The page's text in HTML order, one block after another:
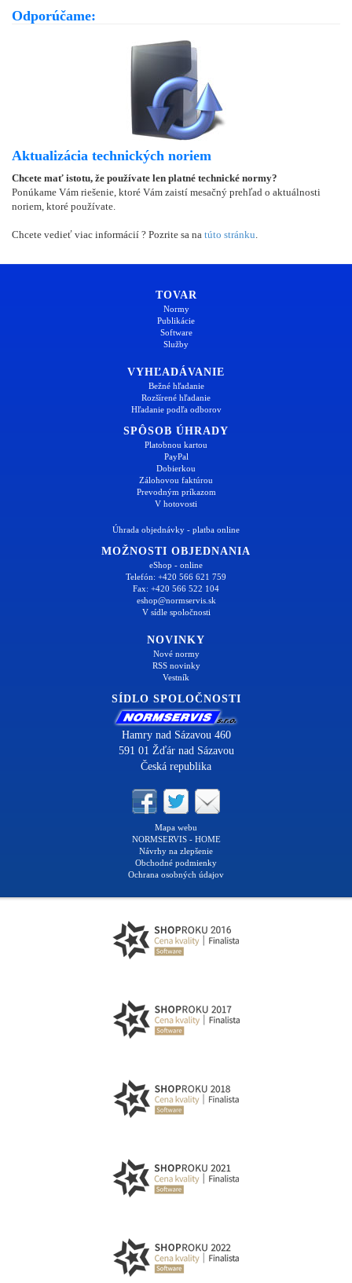
Odporúčame:
Aktualizácia technických noriem
Chcete mať istotu, že používate len platné technické normy?
Ponúkame Vám riešenie, ktoré Vám zaistí mesačný prehľad o aktuálnosti
noriem, ktoré používate.
Chcete vedieť viac informácií ? Pozrite sa na túto stránku
TOVAR
Normy
Publikácie
Software
Služby
VYHĽADÁVANIE
Bežné hľadanie
Rozšírené hľadanie
Hľadanie podľa odborov
SPÔSOB ÚHRADY
Platobnou kartou
PayPal
Dobierkou
Zálohovou faktúrou
Prevodným príkazom
V hotovosti
Úhrada objednávky - platba online
MOŽNOSTI OBJEDNANIA
eShop - online
Telefón: +420 566 621 759
Fax: +420 566 522 104
eshop@normservis.sk
V sídle spoločnosti
NOVINKY
Nové normy
RSS novinky
Vestník
SÍDLO SPOLOČNOSTI
Hamry nad Sázavou 460
591 01 Žďár nad Sázavou
Česká republika
Mapa webu
NORMSERVIS - HOME
Návrhy na zlepšenie
Obchodné podmienky
Ochrana osobných údajov